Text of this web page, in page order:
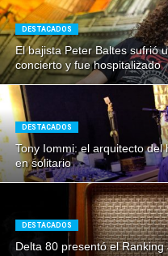
DESTACADOS
El bajista Peter Baltes sufrió
concierto y fue hospitalizado
DESTACADOS
Tony Iommi: el arquitecto
en solitario
DESTACADOS
Delta 80 presentó el